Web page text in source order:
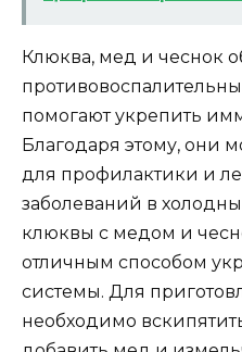
Клюква, мед и чеснок
помогают укрепить
Благодаря этому, они
для профилактики и
заболеваний в
клюквы с медом и
отличным способом
системы. Для
необходимо